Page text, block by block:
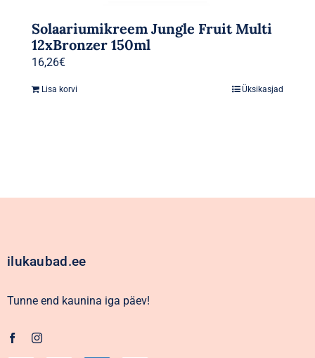
Solaariumikreem Jungle Fruit Multi
12xBronzer 150ml
16,26€
Lisa korvi Üksikasjad
ilukaubad.ee
Tunne end kaunina iga päev!